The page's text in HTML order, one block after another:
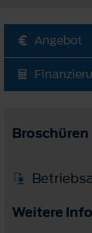
Angebot
Broschüren
Weitere